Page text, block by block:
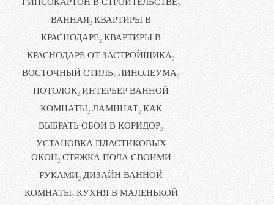
2
ВАННАЯ2 КВАРТИРЫ В
КРАСНОДАРЕ2 КВАРТИРЫ В
КРАСНОДАРЕ ОТ ЗАСТРОЙЩИКА2
ВОСТОЧНЫЙ СТИЛЬ2 ЛИНОЛЕУМА2
ПОТОЛОК2 ИНТЕРЬЕР ВАННОЙ
КОМНАТЫ2 ЛАМИНАТ2 КАК
ВЫБРАТЬ ОБОИ В КОРИДОР2
УСТАНОВКА ПЛАСТИКОВЫХ
ОКОН2 СТЯЖКА ПОЛА СВОИМИ
РУКАМИ2 ДИЗАЙН ВАННОЙ
КОМНАТЫ2 КУХНЯ В МАЛЕНЬКОЙ